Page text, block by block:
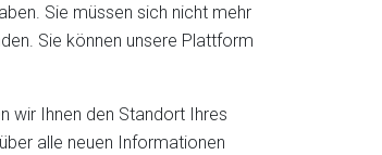
Sie müssen sich nicht mehr
Sie können unsere Plattform
wir Ihnen den Standort Ihres
alle neuen Informationen